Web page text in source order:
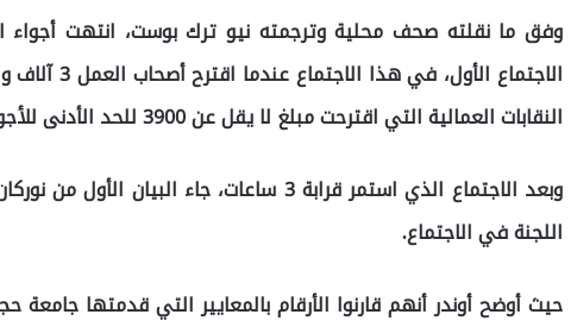
وفق ما نقلته صحف محلية وترجمته نيو ترك بوست، انتهت أجواء
النقابات العمالية التي اقترحت مبلغ لا يقل عن 3900 للحد الأدنى للأجور.
وبعد الاجتماع الذي استمر قرابة 3 ساعات، جاء
اللجنة في الاجتماع.
حيث أوضح أوندر أنهم قارنوا الأرقام بالمعايير التي قدمتها جامعة